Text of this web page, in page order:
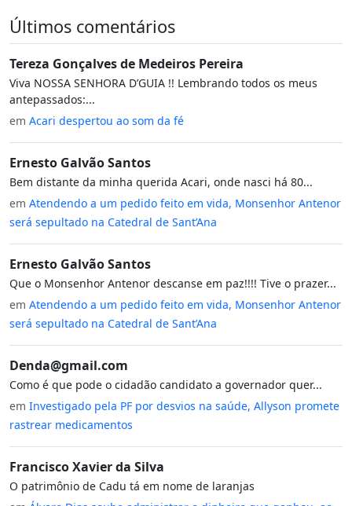
Últimos comentários
Tereza Gonçalves de Medeiros Pereira
Viva NOSSA SENHORA D’GUIA !! Lembrando todos os meus
antepassados:...
em Acari despertou ao som da fé
Ernesto Galvão Santos
Bem distante da minha querida Acari, onde nasci há 80...
em Atendendo a um pedido feito em vida, Monsenhor Antenor
será sepultado na Catedral de Sant’Ana
Ernesto Galvão Santos
Que o Monsenhor Antenor descanse em paz!!!! Tive o prazer...
em Atendendo a um pedido feito em vida, Monsenhor Antenor
será sepultado na Catedral de Sant’Ana
Denda@gmail.com
Como é que pode o cidadão candidato a governador quer...
em Investigado pela PF por desvios na saúde, Allyson promete
rastrear medicamentos
Francisco Xavier da Silva
O patrimônio de Cadu tá em nome de laranjas